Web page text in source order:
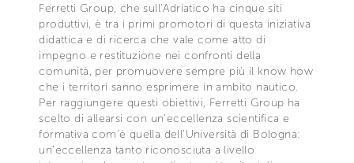
Ferretti Group, che sull’Adriatico ha cinque siti
produttivi, è tra i primi promotori di questa iniziativa
didattica e di ricerca che vale come atto di
impegno e restituzione nei confronti della
comunità, per promuovere sempre più il know how
che i territori sanno esprimere in ambito nautico.
Per raggiungere questi obiettivi, Ferretti Group ha
scelto di allearsi con un’eccellenza scientifica e
formativa com’è quella dell’Università di Bologna:
un’eccellenza tanto riconosciuta a livello